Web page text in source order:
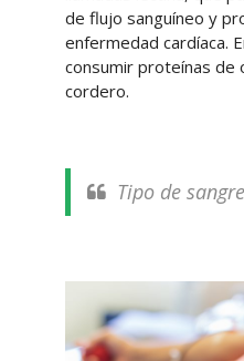
de flujo sanguíneo y
enfermedad cardíaca.
consumir proteínas de
cordero.
Tipo de